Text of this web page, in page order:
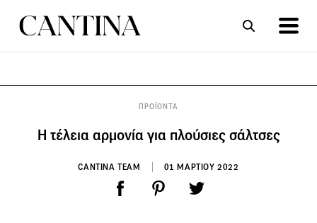
ΠΡΟΪΟΝΤΑ
Η τέλεια αρμονία για πλούσιες σάλτσες
CANTINA TEAM 01 ΜΑΡΤΙΟΥ 2022